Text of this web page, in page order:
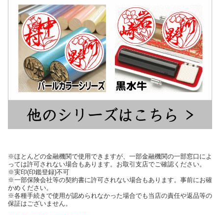
※ほとんどの金融機関で使用できますが、一部金融機関の一部窓口によ
っては許可されない場合もあります。お取引支店でご確認ください。
※実印(印鑑登録)不可
※一部保険会社等の契約書に許可されない場合もあります。事前にお確
かめください。
※各種手続きで使用が認められなかった場合でも当店の責任や返品等の
保証はございません。